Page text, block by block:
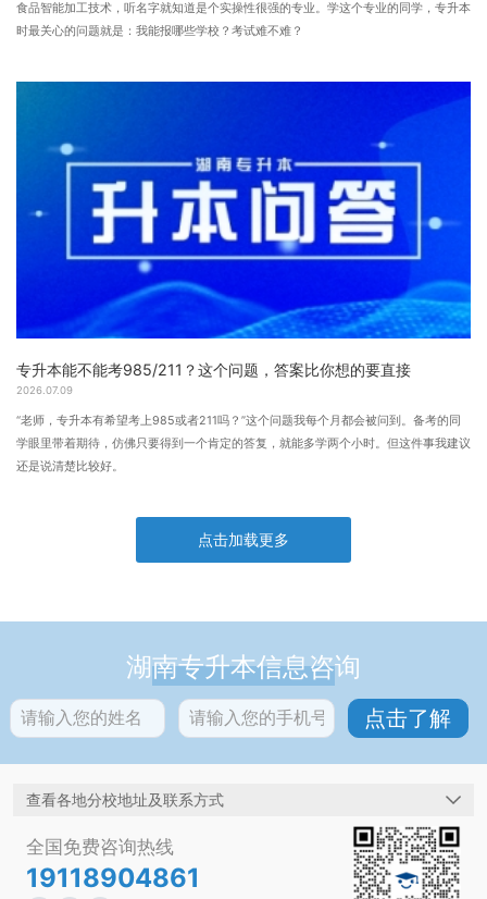
食品智能加工技术，听名字就知道是个实操性很强的专业。学这个专业的同学，专升本
时最关心的问题就是：我能报哪些学校？考试难不难？
专升本能不能考985/211？这个问题，答案比你想的要直接
2026.07.09
“老师，专升本有希望考上985或者211吗？”这个问题我每个月都会被问到。备考的同
学眼里带着期待，仿佛只要得到一个肯定的答复，就能多学两个小时。但这件事我建议
还是说清楚比较好。
点击加载更多
湖南专升本信息咨询
查看各地分校地址及联系方式
全国免费咨询热线
19118904861